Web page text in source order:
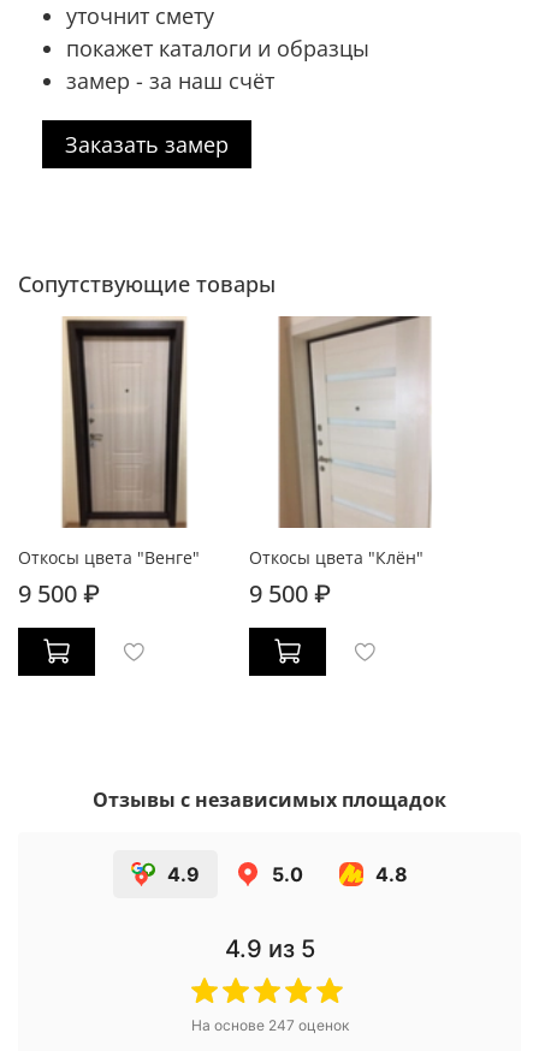
уточнит смету
покажет каталоги и образцы
замер - за наш счёт
Заказать замер
Сопутствующие товары
Откосы цвета "Венге"
9 500 ₽
Откосы цвета "Клён"
9 500 ₽
Отзывы с независимых площадок
4.9 5.0 4.8
4.9 из 5
На основе 247 оценок